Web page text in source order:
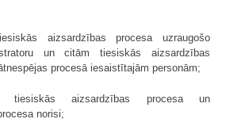
aizsardzības procesa uzraugošo
un citām tiesiskās aizsardzības
procesā iesaistītajām personām;
aizsardzības procesa un
norisi;